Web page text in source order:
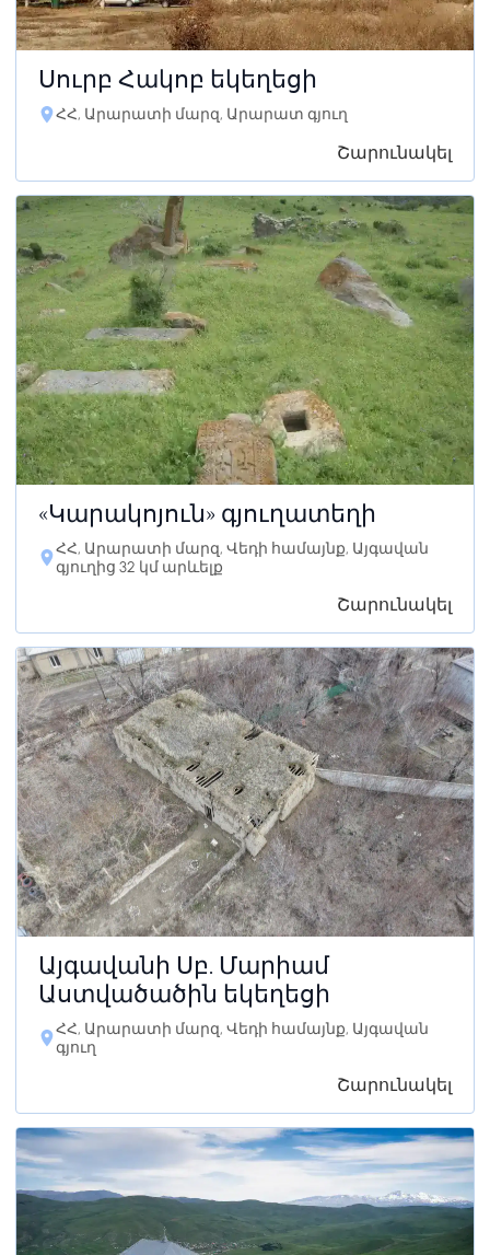
Սուրբ Հակոբ եկեղեցի
ՀՀ, Արարատի մարզ, Արարատ գյուղ
Շարունակել
«Կարակոյուն» գյուղատեղի
ՀՀ, Արարատի մարզ, Վեդի համայնք, Այգավան
գյուղից 32 կմ արևելք
Շարունակել
Այգավանի Սբ. Մարիամ
Աստվածածին եկեղեցի
ՀՀ, Արարատի մարզ, Վեդի համայնք, Այգավան
գյուղ
Շարունակել